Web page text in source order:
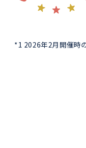
*1 2026年2月開催時